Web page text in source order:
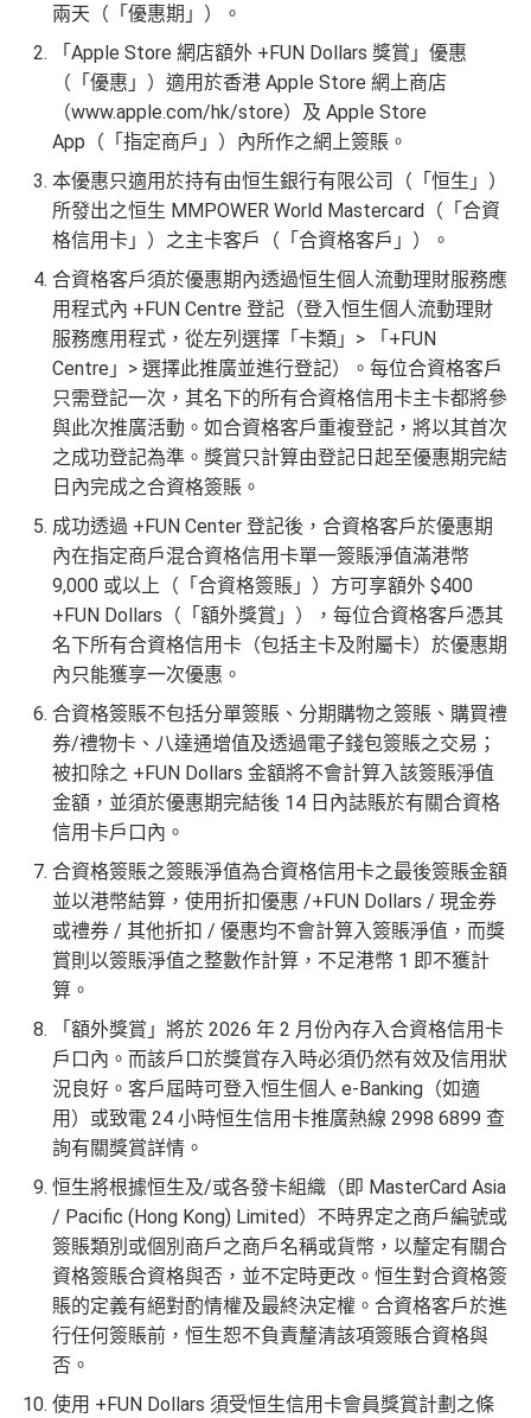
兩天（「優惠期」）。
「Apple Store 網店額外 +FUN Dollars 獎賞」優惠
（「優惠」）適用於香港 Apple Store 網上商店
（www.apple.com/hk/store）及 Apple Store
App（「指定商戶」）內所作之網上簽賬。
本優惠只適用於持有由恒生銀行有限公司（「恒生」）
所發出之恒生 MMPOWER World Mastercard（「合資
格信用卡」）之主卡客戶（「合資格客戶」）。
合資格客戶須於優惠期內透過恒生個人流動理財服務應
用程式內 +FUN Centre 登記（登入恒生個人流動理財
服務應用程式，從左列選擇「卡類」> 「+FUN
Centre」> 選擇此推廣並進行登記）。每位合資格客戶
只需登記一次，其名下的所有合資格信用卡主卡都將參
與此次推廣活動。如合資格客戶重複登記，將以其首次
之成功登記為準。獎賞只計算由登記日起至優惠期完結
日內完成之合資格簽賬。
成功透過 +FUN Center 登記後，合資格客戶於優惠期
內在指定商戶混合資格信用卡單一簽賬淨值滿港幣
9,000 或以上（「合資格簽賬」）方可享額外 $400
+FUN Dollars（「額外獎賞」），每位合資格客戶憑其
名下所有合資格信用卡（包括主卡及附屬卡）於優惠期
內只能獲享一次優惠。
合資格簽賬不包括分單簽賬、分期購物之簽賬、購買禮
券/禮物卡、八達通增值及透過電子錢包簽賬之交易；
被扣除之 +FUN Dollars 金額將不會計算入該簽賬淨值
金額，並須於優惠期完結後 14 日內誌賬於有關合資格
信用卡戶口內。
合資格簽賬之簽賬淨值為合資格信用卡之最後簽賬金額
並以港幣結算，使用折扣優惠 /+FUN Dollars / 現金券
或禮券 / 其他折扣 / 優惠均不會計算入簽賬淨值，而獎
賞則以簽賬淨值之整數作計算，不足港幣 1 即不獲計
算。
「額外獎賞」將於 2026 年 2 月份內存入合資格信用卡
戶口內。而該戶口於獎賞存入時必須仍然有效及信用狀
況良好。客戶屆時可登入恒生個人 e-Banking（如適
用）或致電 24 小時恒生信用卡推廣熱線 2998 6899 查
詢有關獎賞詳情。
恒生將根據恒生及/或各發卡組織（即 MasterCard Asia
/ Pacific (Hong Kong) Limited）不時界定之商戶編號或
簽賬類別或個別商戶之商戶名稱或貨幣，以釐定有關合
資格簽賬合資格與否，並不定時更改。恒生對合資格簽
賬的定義有絕對酌情權及最終決定權。合資格客戶於進
行任何簽賬前，恒生恕不負責釐清該項簽賬合資格與
否。
使用 +FUN Dollars 須受恒生信用卡會員獎賞計劃之條